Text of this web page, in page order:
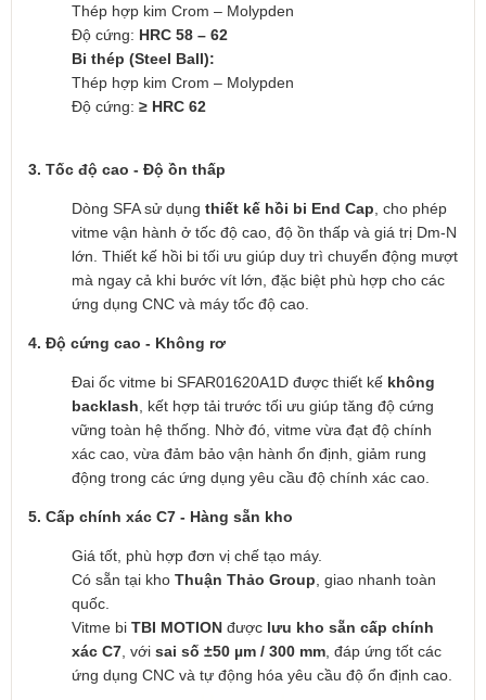
Thép hợp kim Crom – Molypden
Độ cứng: HRC 58 – 62
Bi thép (Steel Ball):
Thép hợp kim Crom – Molypden
Độ cứng: ≥ HRC 62
3. Tốc độ cao - Độ ồn thấp
Dòng SFA sử dụng thiết kế hồi bi End Cap , cho phép
vitme vận hành ở tốc độ cao, độ ồn thấp và giá trị Dm-N
lớn. Thiết kế hồi bi tối ưu giúp duy trì chuyển động mượt
mà ngay cả khi bước vít lớn, đặc biệt phù hợp cho các
ứng dụng CNC và máy tốc độ cao.
4. Độ cứng cao - Không rơ
Đai ốc vitme bi SFAR01620A1D được thiết kế không
backlash , kết hợp tải trước tối ưu giúp tăng độ cứng
vững toàn hệ thống. Nhờ đó, vitme vừa đạt độ chính
xác cao, vừa đảm bảo vận hành ổn định, giảm rung
động trong các ứng dụng yêu cầu độ chính xác cao.
5. Cấp chính xác C7 - Hàng sẵn kho
Giá tốt, phù hợp đơn vị chế tạo máy.
Có sẵn tại kho Thuận Thảo Group , giao nhanh toàn
quốc.
Vitme bi TBI MOTION được lưu kho sẵn cấp chính
xác C7 , với sai số ±50 µm / 300 mm , đáp ứng tốt các
ứng dụng CNC và tự động hóa yêu cầu độ ổn định cao.